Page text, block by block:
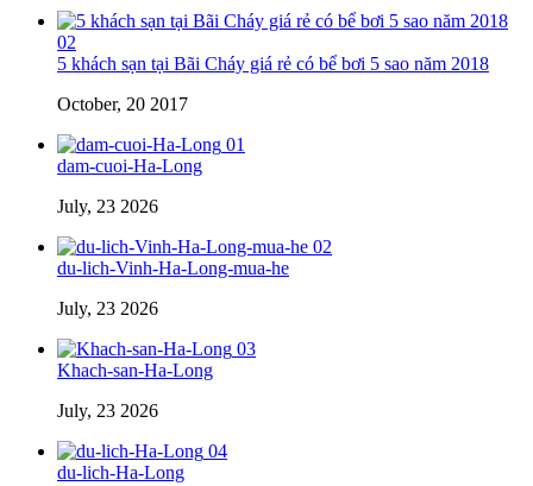
02
5 khách sạn tại Bãi Cháy giá rẻ có bể bơi 5 sao năm 2018
October, 20 2017
01
dam-cuoi-Ha-Long
July, 23 2026
02
du-lich-Vinh-Ha-Long-mua-he
July, 23 2026
03
Khach-san-Ha-Long
July, 23 2026
04
du-lich-Ha-Long